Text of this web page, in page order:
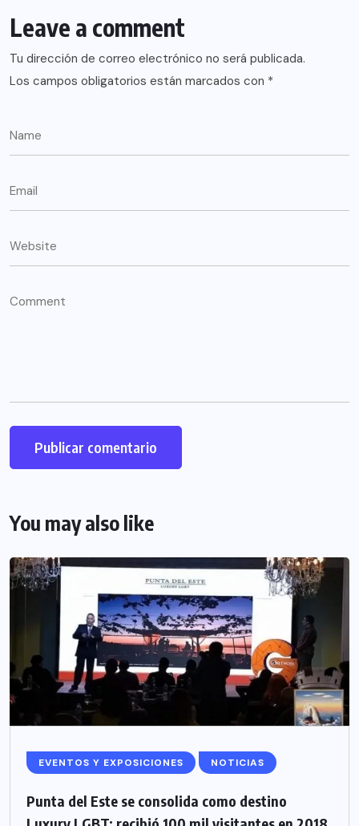
Leave a comment
Tu dirección de correo electrónico no será publicada.
Los campos obligatorios están marcados con *
You may also like
EVENTOS Y EXPOSICIONES NOTICIAS
Punta del Este se consolida como destino